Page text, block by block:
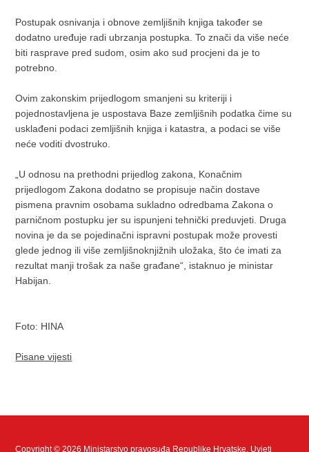
Postupak osnivanja i obnove zemljišnih knjiga također se
dodatno uređuje radi ubrzanja postupka. To znači da više neće
biti rasprave pred sudom, osim ako sud procjeni da je to
potrebno.
Ovim zakonskim prijedlogom smanjeni su kriteriji i
pojednostavljena je uspostava Baze zemljišnih podatka čime su
usklađeni podaci zemljišnih knjiga i katastra, a podaci se više
neće voditi dvostruko.
„U odnosu na prethodni prijedlog zakona, Konačnim
prijedlogom Zakona dodatno se propisuje način dostave
pismena pravnim osobama sukladno odredbama Zakona o
parničnom postupku jer su ispunjeni tehnički preduvjeti. Druga
novina je da se pojedinačni ispravni postupak može provesti
glede jednog ili više zemljišnoknjižnih uložaka, što će imati za
rezultat manji trošak za naše građane“, istaknuo je ministar
Habijan.
Foto: HINA
Pisane vijesti
Copyright © 2026 Ministarstvo pravosuđa Republike Hrvatske. Uvjeti